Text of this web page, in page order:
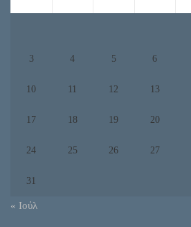
3 4 5 6
10 11 12 13
17 18 19 20
24 25 26 27
31
« Ιούλ